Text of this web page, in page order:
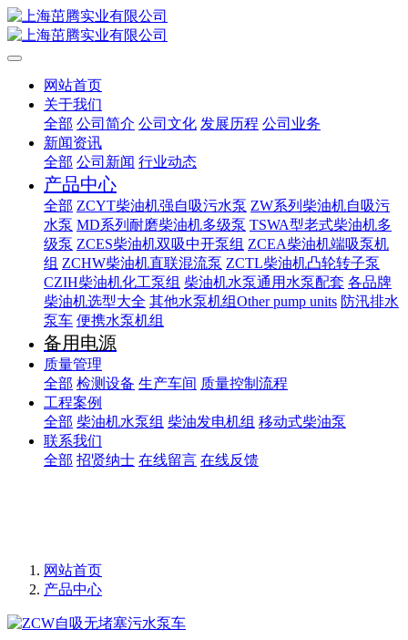
网站首页
关于我们
全部 公司简介 公司文化 发展历程 公司业务
新闻资讯
全部 公司新闻 行业动态
产品中心
全部 ZCYT柴油机强自吸污水泵 ZW系列柴油机自吸污
水泵 MD系列耐磨柴油机多级泵 TSWA型老式柴油机多
级泵 ZCES柴油机双吸中开泵组 ZCEA柴油机端吸泵机
组 ZCHW柴油机直联混流泵 ZCTL柴油机凸轮转子泵
CZIH柴油机化工泵组 柴油机水泵通用水泵配套 各品牌
柴油机选型大全 其他水泵机组Other pump units 防汛排水
泵车 便携水泵机组
备用电源
质量管理
全部 检测设备 生产车间 质量控制流程
工程案例
全部 柴油机水泵组 柴油发电机组 移动式柴油泵
联系我们
全部 招贤纳士 在线留言 在线反馈
网站首页
产品中心